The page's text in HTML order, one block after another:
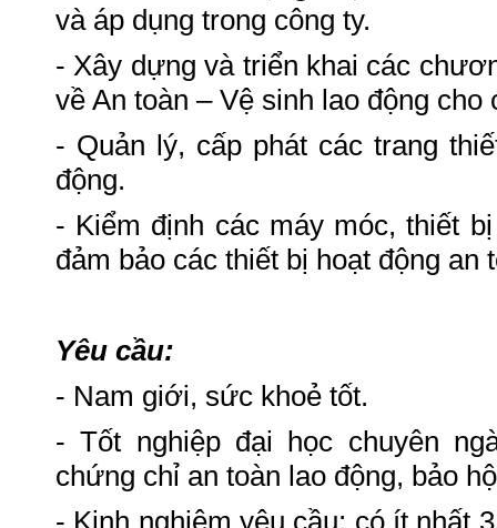
và áp dụng trong công ty.
- Xây dựng và triển khai các
về An toàn – Vệ sinh lao động cho
- Quản lý, cấp phát các trang
động.
- Kiểm định các máy móc, thiết
đảm bảo các thiết bị hoạt động an
Yêu cầu:
- Nam giới, sức khoẻ tốt.
- Tốt nghiệp đại học chuyên
chứng chỉ an toàn lao động, bảo
- Kinh nghiệm yêu cầu: có ít nhất